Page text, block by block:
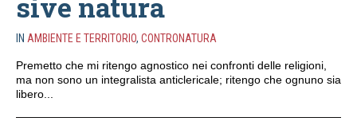
IN AMBIENTE E TERRITORIO, CONTRONATURA
Premetto che mi ritengo agnostico nei confronti delle religioni,
ma non sono un integralista anticlericale; ritengo che ognuno sia
libero...